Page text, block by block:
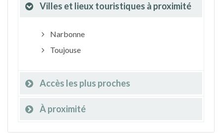
Villes et lieux touristiques à proximité
Narbonne
Toujouse
Accès les plus proches
À proximité